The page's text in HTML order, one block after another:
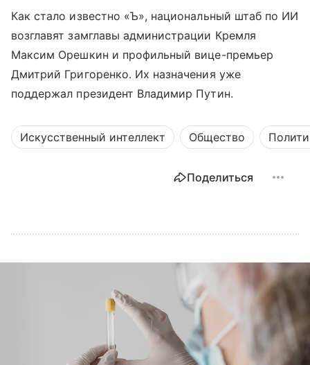
Как стало известно «Ъ», национальный штаб по ИИ
возглавят замглавы администрации Кремля
Максим Орешкин и профильный вице-премьер
Дмитрий Григоренко. Их назначения уже
поддержал президент Владимир Путин.
Искусственный интеллект Общество
Поделиться